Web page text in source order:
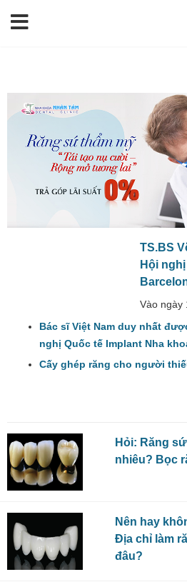
TS.BS
Hội
Vào ngày
Nhân,
Nhân
Bác sĩ Việt Nam duy nhất
nghị Quốc tế Implant Nha
Cấy ghép răng cho người
Hỏi: Răng
nhiêu? Bọc
Nên hay
Địa chỉ làm
đâu?